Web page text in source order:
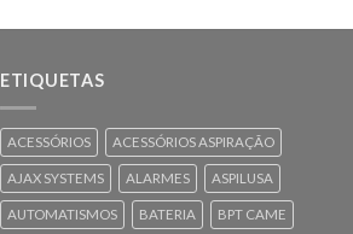
ETIQUETAS
ACESSÓRIOS ACESSÓRIOS ASPIRAÇÃO
AJAX SYSTEMS ALARMES ASPILUSA
AUTOMATISMOS BATERIA BPT CAME